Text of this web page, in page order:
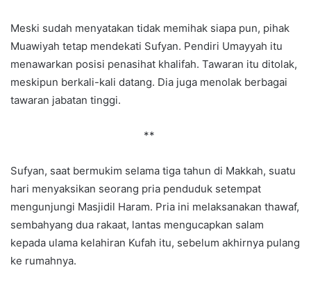
Meski sudah menyatakan tidak memihak siapa pun, pihak
Muawiyah tetap mendekati Sufyan. Pendiri Umayyah itu
menawarkan posisi penasihat khalifah. Tawaran itu ditolak,
meskipun berkali-kali datang. Dia juga menolak berbagai
tawaran jabatan tinggi.
**
Sufyan, saat bermukim selama tiga tahun di Makkah, suatu
hari menyaksikan seorang pria penduduk setempat
mengunjungi Masjidil Haram. Pria ini melaksanakan thawaf,
sembahyang dua rakaat, lantas mengucapkan salam
kepada ulama kelahiran Kufah itu, sebelum akhirnya pulang
ke rumahnya.